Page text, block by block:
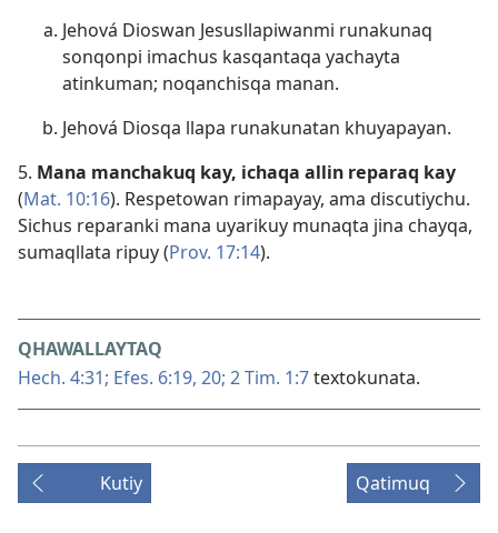
Jehová Dioswan Jesusllapiwanmi runakunaq
sonqonpi imachus kasqantaqa yachayta
atinkuman; noqanchisqa manan.
Jehová Diosqa llapa runakunatan khuyapayan.
5. Mana manchakuq kay, ichaqa allin reparaq kay
(Mat. 10:16). Respetowan rimapayay, ama discutiychu.
Sichus reparanki mana uyarikuy munaqta jina chayqa,
sumaqllata ripuy (Prov. 17:14).
QHAWALLAYTAQ
Hech. 4:31; Efes. 6:​19, 20; 2 Tim. 1:7textokunata.
Kutiy Qatimuq